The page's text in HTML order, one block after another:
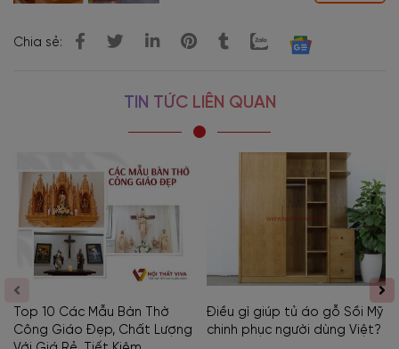
Chia sẻ:
TIN TỨC LIÊN QUAN
Top 10 Các Mẫu Bàn Thờ
Công Giáo Đẹp, Chất Lượng
Điều gì giúp tủ áo gỗ Sồi Mỹ
chinh phục người dùng Việt?